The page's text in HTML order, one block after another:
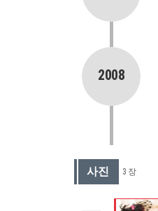
2008
사진 3 장